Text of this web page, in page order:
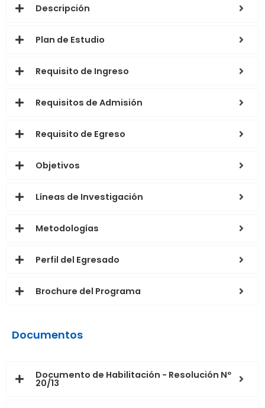
Descripción
Plan de Estudio
Requisito de Ingreso
Requisitos de Admisión
Requisito de Egreso
Objetivos
Líneas de Investigación
Metodologías
Perfil del Egresado
Brochure del Programa
Documentos
Documento de Habilitación - Resolución Nº
20/13